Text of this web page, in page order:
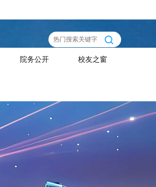
院务公开 校友之窗